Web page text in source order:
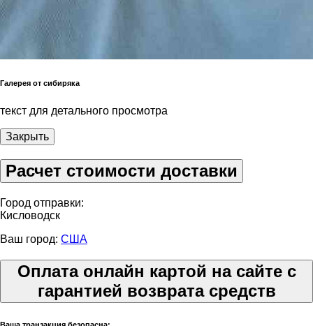
Галерея от сибиряка
текст для детального просмотра
Закрыть
Расчет стоимости доставки
Город отправки:
Кисловодск
Ваш город: США
Оплата онлайн картой на сайте с
гарантией возврата средств